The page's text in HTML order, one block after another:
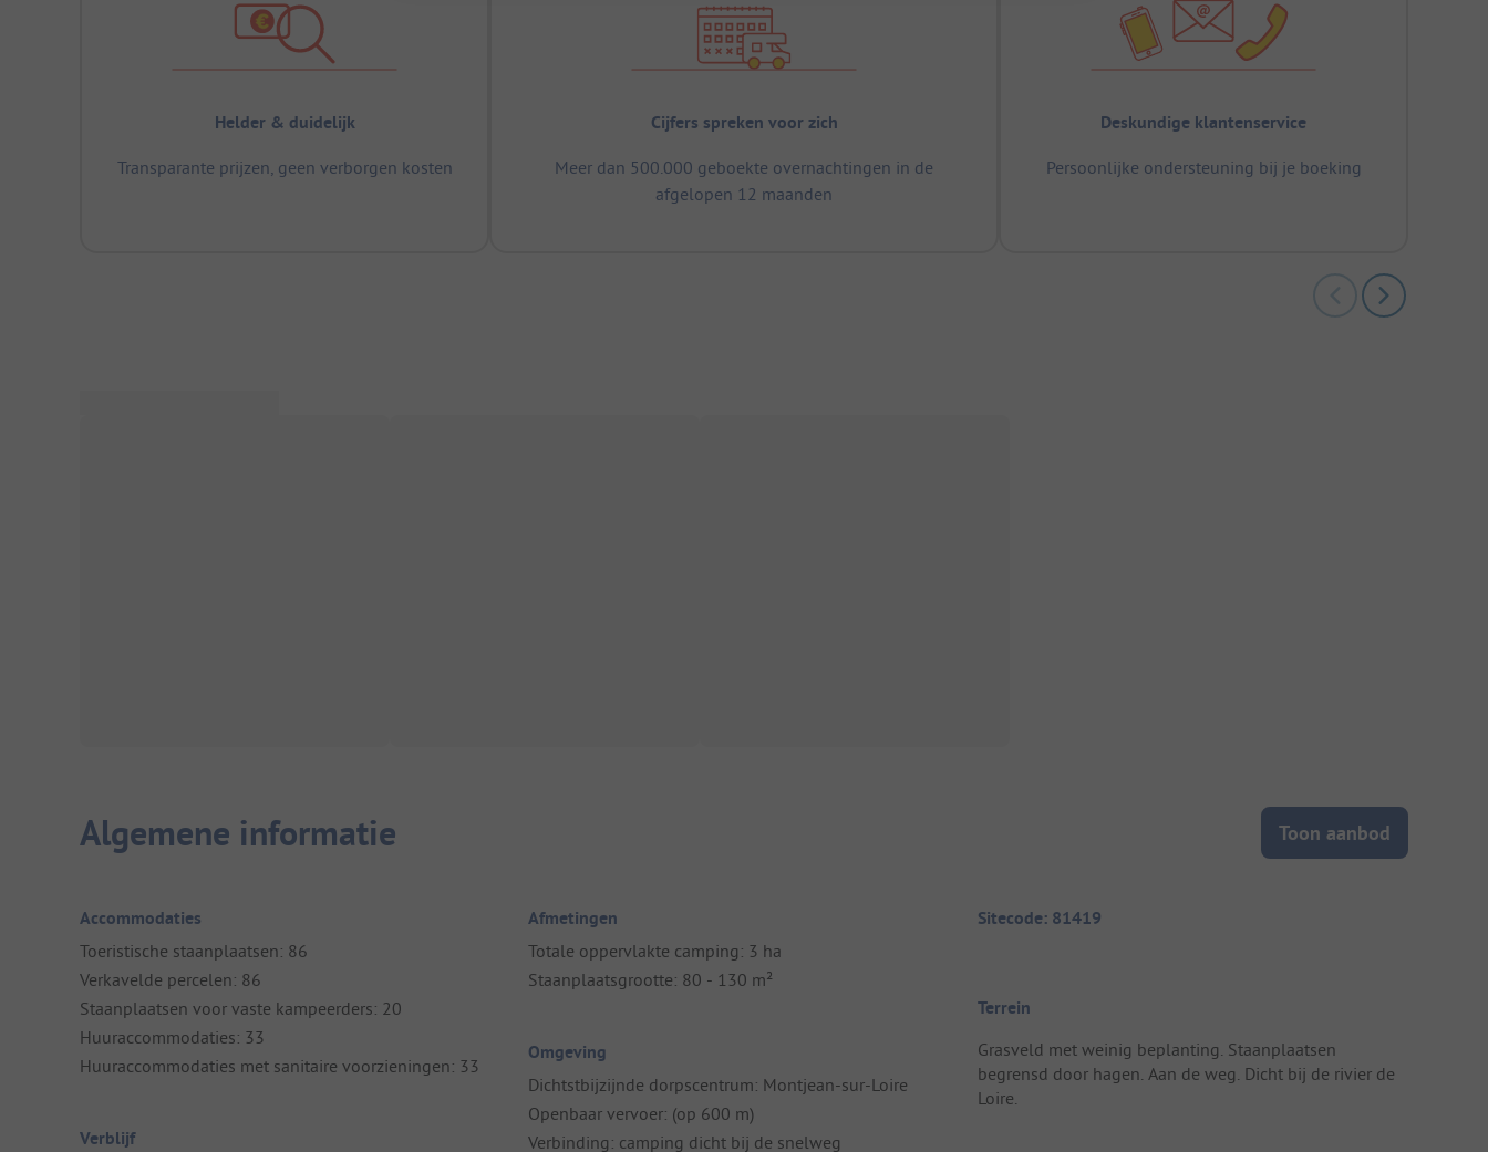
Helder & duidelijk
Transparante prijzen, geen verborgen kosten
Cijfers spreken voor zich
Meer dan 500.000 geboekte overnachtingen in de
afgelopen 12 maanden
Deskundige klantenservice
Persoonlijke ondersteuning bij je boeking
Algemene informatie Toon aanbod
Accommodaties
Toeristische staanplaatsen: 86
Verkavelde percelen: 86
Staanplaatsen voor vaste kampeerders: 20
Huuraccommodaties: 33
Huuraccommodaties met sanitaire voorzieningen: 33
Verblijf
Afmetingen
Totale oppervlakte camping: 3 ha
Staanplaatsgrootte: 80 - 130 m²
Omgeving
Dichtstbijzijnde dorpscentrum: Montjean-sur-Loire
Openbaar vervoer: (op 600 m)
Verbinding: camping dicht bij de snelweg
Sitecode: 81419
Terrein
Grasveld met weinig beplanting. Staanplaatsen
begrensd door hagen. Aan de weg. Dicht bij de rivier de
Loire.